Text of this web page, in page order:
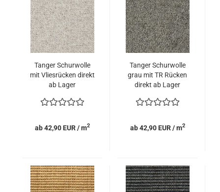
Tanger Schurwolle
mit Vliesrücken direkt
ab Lager
ab 42,90 EUR / m2
Tanger Schurwolle
grau mit TR Rücken
direkt ab Lager
ab 42,90 EUR / m2